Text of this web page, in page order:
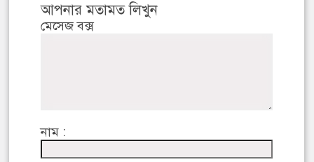
আপনার মতামত লিখুন
মেসেজ বক্স
নাম :